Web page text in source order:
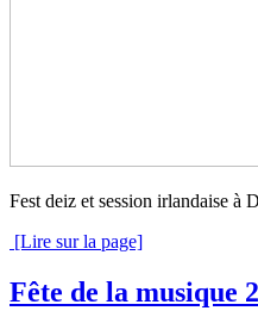
Fest deiz et session irlandaise à
[Lire sur la page]
Fête de la musique